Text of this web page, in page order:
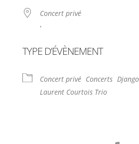
Concert privé
,
TYPE D’ÉVÈNEMENT
Concert privé Concerts
Laurent Courtois Trio